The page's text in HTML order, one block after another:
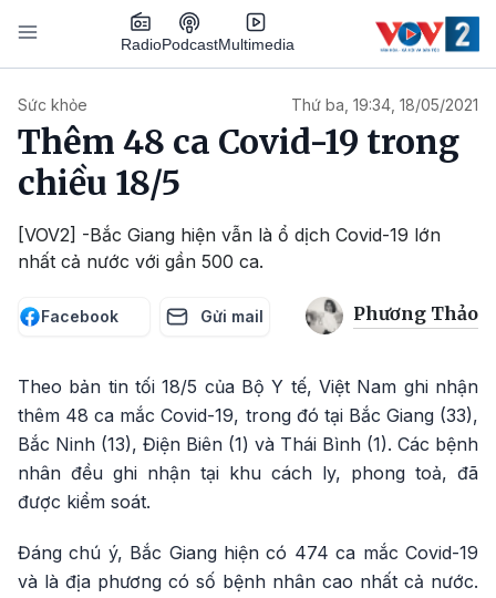
Nhảy đến nội dung
RadioPodcastMultimedia
Sức khỏe Thứ ba, 19:34, 18/05/2021
Thêm 48 ca Covid-19 trong
chiều 18/5
[VOV2] -Bắc Giang hiện vẫn là ổ dịch Covid-19 lớn
nhất cả nước với gần 500 ca.
Facebook Gửi mail Phương Thảo
Theo bản tin tối 18/5 của Bộ Y tế, Việt Nam ghi nhận
thêm 48 ca mắc Covid-19, trong đó tại Bắc Giang (33),
Bắc Ninh (13), Điện Biên (1) và Thái Bình (1). Các bệnh
nhân đều ghi nhận tại khu cách ly, phong toả, đã
được kiểm soát.
Đáng chú ý, Bắc Giang hiện có 474 ca mắc Covid-19
và là địa phương có số bệnh nhân cao nhất cả nước.